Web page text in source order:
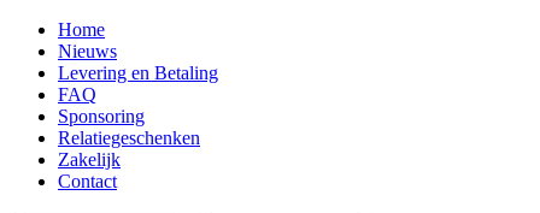
Home
Nieuws
Levering en Betaling
FAQ
Sponsoring
Relatiegeschenken
Zakelijk
Contact